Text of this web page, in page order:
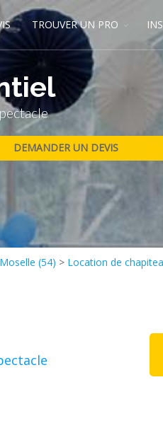
TROUVER UN PRO
(54) > Location de